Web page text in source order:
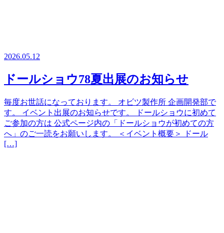
2026.05.12
ドールショウ78夏出展のお知らせ
毎度お世話になっております。 オビツ製作所 企画開発部で
す。 イベント出展のお知らせです。 ドールショウに初めて
ご参加の方は 公式ページ内の「ドールショウが初めての方
へ」のご一読をお願いします。 ＜イベント概要＞ ドール
[…]